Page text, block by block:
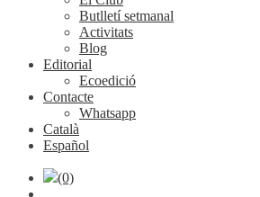
Butlletí setmanal
Activitats
Blog
Editorial
Ecoedició
Contacte
Whatsapp
Català
Español
(0)